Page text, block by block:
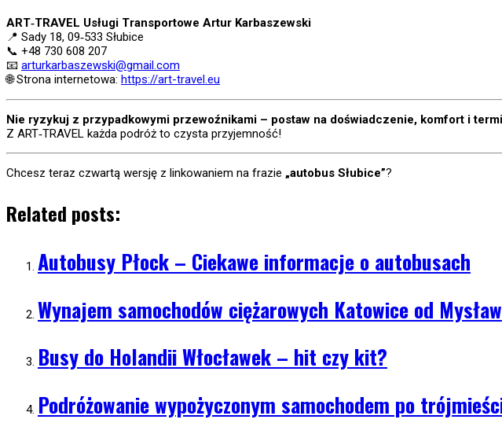
ART‐TRAVEL Usługi Transportowe Artur Karbaszewski
📍 Sady 18, 09‐533 Słubice
📞 +48 730 608 207
📧 arturkarbaszewski@gmail.com
🌐 Strona internetowa: https://art-travel.eu
Nie ryzykuj z przypadkowymi przewoźnikami – postaw na doświadczenie, komfort i
Z ART‐TRAVEL każda podróż to czysta przyjemność!
Chcesz teraz czwartą wersję z linkowaniem na frazie „autobus Słubice”?
Related posts:
Autobusy Płock – Ciekawe informacje o autobusach
Wynajem samochodów ciężarowych Katowice od Mysław
Busy do Holandii Włocławek – hit czy kit?
Podróżowanie wypożyczonym samochodem po